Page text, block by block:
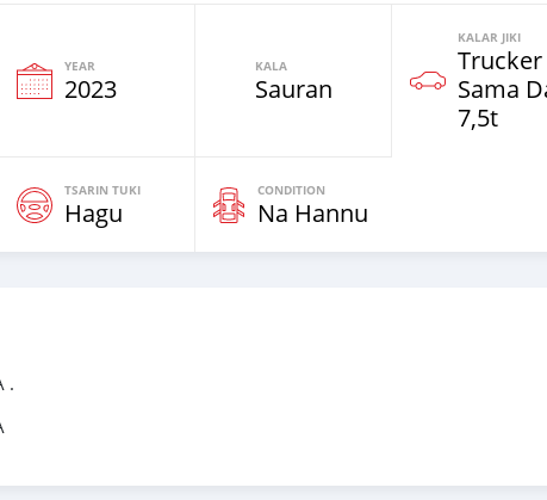
YEAR
2023
KALA
Sauran
KALAR JIKI
Trucker
Sama
7,5t
TSARIN TUKI
Hagu
CONDITION
Na Hannu
.